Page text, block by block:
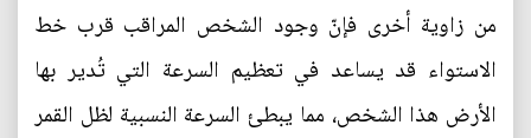
من زاوية أخرى فإنّ وجود الشخص المراقب قرب خط
الاستواء قد يساعد في تعظيم السرعة التي تُدير بها
الأرض هذا الشخص، مما يبطئ السرعة النسبية لظل القمر